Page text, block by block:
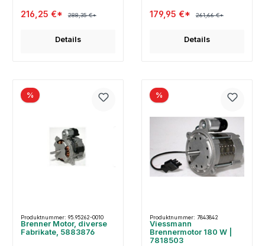
216,25 €* 288,35 €*
Details
179,95 €* 261,66 €*
Details
%
Produktnummer: 95.95262-0010
Brenner Motor, diverse
Fabrikate, 5883876
%
Produktnummer: 7843842
Viessmann
Brennermotor 180 W |
7818503